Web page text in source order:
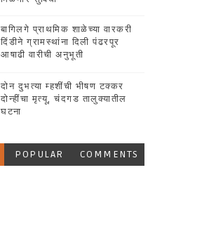
बागिलगे प्राथमिक शाळेच्या वारकरी
दिंडीने ग्रामस्थांना दिली पंढरपूर
आषाढी वारीची अनुभूती
दोन दुभत्या म्हशींची भीषण टक्कर
दोन्हींचा मृत्यू, चंदगड तालुक्यातील
घटना
POPULAR COMMENTS